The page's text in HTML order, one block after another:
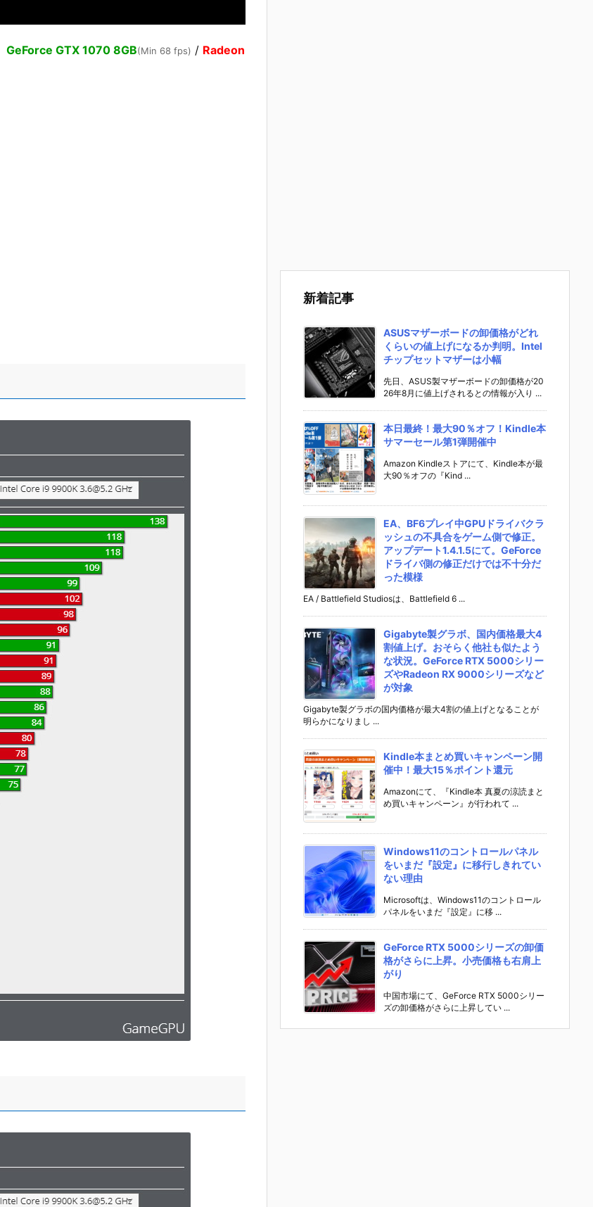
GeForce GTX 1070 8GB(Min 68 fps) / Radeon
新着記事
ASUSマザーボードの卸価格がどれ
くらいの値上げになるか判明。Intel
チップセットマザーは小幅
先日、ASUS製マザーボードの卸価格が20
26年8月に値上げされるとの情報が入り ...
本日最終！最大90％オフ！Kindle本
サマーセール第1弾開催中
Amazon Kindleストアにて、Kindle本が最
大90％オフの『Kind ...
EA、BF6プレイ中GPUドライバクラ
ッシュの不具合をゲーム側で修正。
アップデート1.4.1.5にて。GeForce
ドライバ側の修正だけでは不十分だ
った模様
EA / Battlefield Studiosは、Battlefield 6 ...
Gigabyte製グラボ、国内価格最大4
割値上げ。おそらく他社も似たよう
な状況。GeForce RTX 5000シリー
ズやRadeon RX 9000シリーズなど
が対象
Gigabyte製グラボの国内価格が最大4割の値上げとなることが
明らかになりまし ...
Kindle本まとめ買いキャンペーン開
催中！最大15％ポイント還元
Amazonにて、『Kindle本 真夏の涼読まと
め買いキャンペーン』が行われて ...
Windows11のコントロールパネル
をいまだ『設定』に移行しきれてい
ない理由
Microsoftは、Windows11のコントロール
パネルをいまだ『設定』に移 ...
GeForce RTX 5000シリーズの卸価
格がさらに上昇。小売価格も右肩上
がり
中国市場にて、GeForce RTX 5000シリー
ズの卸価格がさらに上昇してい ...